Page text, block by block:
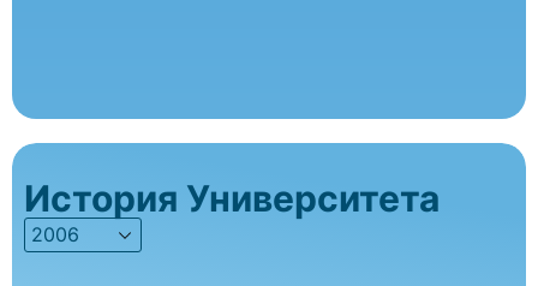
История Университета
2006